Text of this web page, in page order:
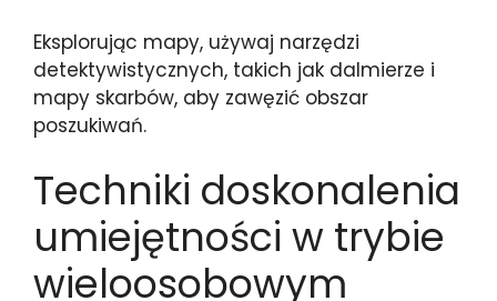
Eksplorując mapy, używaj narzędzi
detektywistycznych, takich jak dalmierze i
mapy skarbów, aby zawęzić obszar
poszukiwań.
Techniki doskonalenia
umiejętności w trybie
wieloosobowym